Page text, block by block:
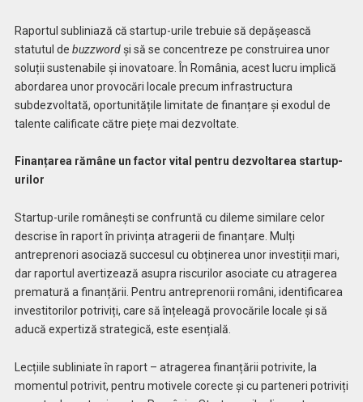
Raportul subliniază că startup-urile trebuie să depășească
statutul de buzzwordși să se concentreze pe construirea unor
soluții sustenabile și inovatoare. În România, acest lucru implică
abordarea unor provocări locale precum infrastructura
subdezvoltată, oportunitățile limitate de finanțare și exodul de
talente calificate către piețe mai dezvoltate.
Finanțarea rămâne un factor vital pentru dezvoltarea startup-
urilor
Startup-urile românești se confruntă cu dileme similare celor
descrise în raport în privința atragerii de finanțare. Mulți
antreprenori asociază succesul cu obținerea unor investiții mari,
dar raportul avertizează asupra riscurilor asociate cu atragerea
prematură a finanțării. Pentru antreprenorii români, identificarea
investitorilor potriviți, care să înțeleagă provocările locale și să
aducă expertiză strategică, este esențială.
Lecțiile subliniate în raport – atragerea finanțării potrivite, la
momentul potrivit, pentru motivele corecte și cu parteneri potriviți